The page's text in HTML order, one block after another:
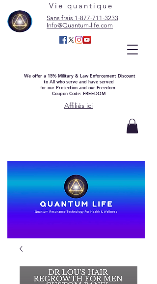
Vie quantique
Sans frais 1-877-711-3233
Info@Quantum-life.com
We offer a 15% Military & Law Enforcement Discount
to All who serve and have served
for our Protection and our Freedom
Coupon Code: FREEDOM
Affiliés ici